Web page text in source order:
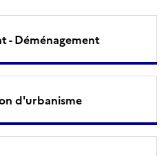
- Déménagement
d'urbanisme